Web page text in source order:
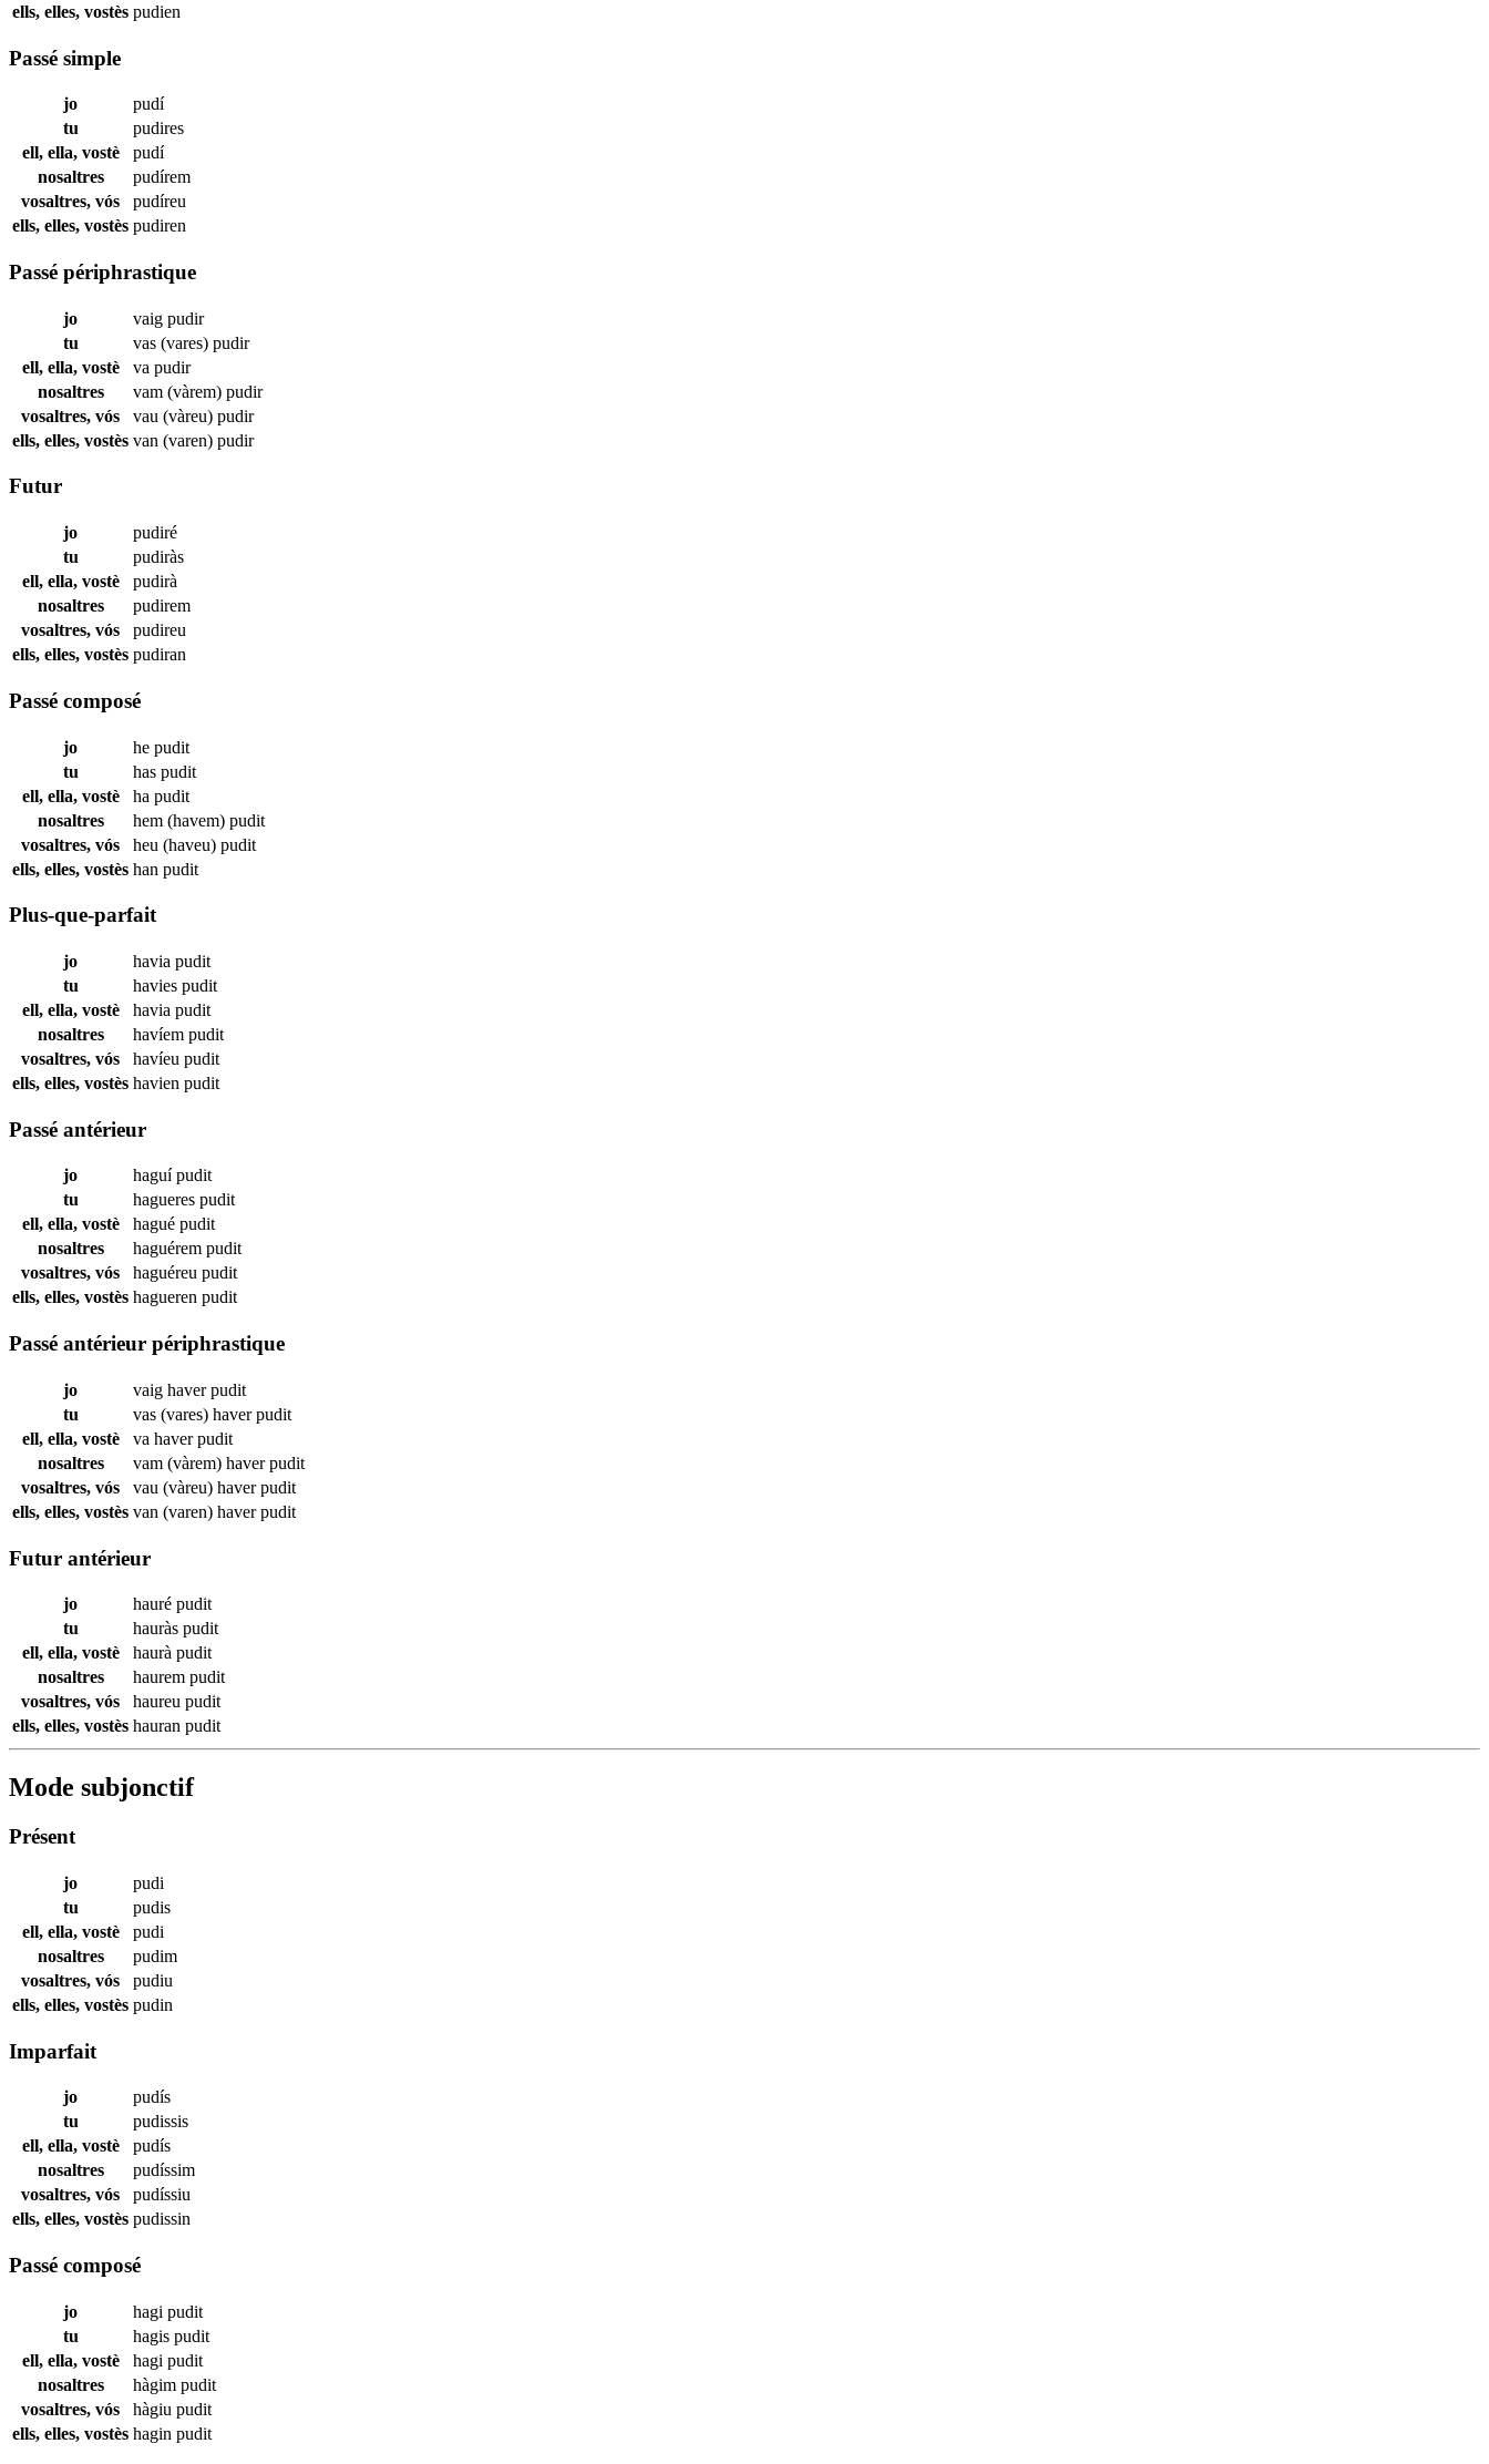
ells, elles, vostès pudien
Passé simple
jo
pudí
tu
pudires
ell, ella, vostè
pudí
nosaltres
pudírem
vosaltres, vós
pudíreu
ells, elles, vostès pudiren
Passé périphrastique
jo vaig pudir
tu
vas (vares) pudir
ell, ella, vostè
va pudir
nosaltres
vam (vàrem) pudir
vosaltres, vós
vau (vàreu) pudir
ells, elles, vostès van (varen) pudir
Futur
jo
pudiré
tu
pudiràs
ell, ella, vostè
pudirà
nosaltres
pudirem
vosaltres, vós
pudireu
ells, elles, vostès pudiran
Passé composé
jo he pudit
tu
has pudit
ell, ella, vostè
ha pudit
nosaltres
hem (havem) pudit
vosaltres, vós
heu (haveu) pudit
ells, elles, vostès han pudit
Plus-que-parfait
jo havia pudit
tu
havies pudit
ell, ella, vostè
havia pudit
nosaltres
havíem pudit
vosaltres, vós
havíeu pudit
ells, elles, vostès havien pudit
Passé antérieur
jo haguípudit
tu
hagueres pudit
ell, ella, vostè
hagué pudit
nosaltres
haguérem pudit
vosaltres, vós
haguéreu pudit
ells, elles, vostès hagueren pudit
Passé antérieur périphrastique
jo vaig haverpudit
tu
vas (vares) haverpudit
ell, ella, vostè
va haverpudit
nosaltres
vam (vàrem) haverpudit
vosaltres, vós
vau (vàreu) haverpudit
ells, elles, vostès van (varen) haverpudit
Futur antérieur
jo hauré pudit
tu
hauràs pudit
ell, ella, vostè
haurà pudit
nosaltres
haurem pudit
vosaltres, vós
haureu pudit
ells, elles, vostès hauran pudit
Mode subjonctif
Présent
jo
pudi
tu
pudis
ell, ella, vostè
pudi
nosaltres
pudim
vosaltres, vós
pudiu
ells, elles, vostès pudin
Imparfait
jo
pudís
tu
pudissis
ell, ella, vostè
pudís
nosaltres
pudíssim
vosaltres, vós
pudíssiu
ells, elles, vostès pudissin
Passé composé
jo hagi pudit
tu
hagis pudit
ell, ella, vostè
hagi pudit
nosaltres
hàgim pudit
vosaltres, vós
hàgiu pudit
ells, elles, vostès hagin pudit